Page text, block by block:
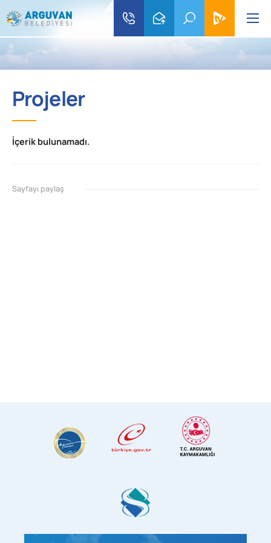
Projeler
İçerik bulunamadı.
Sayfayı paylaş